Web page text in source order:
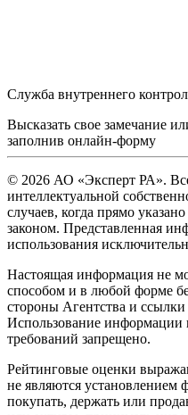
Служба внутреннего
Высказать свое замечание
заполнив онлайн-форму
© 2026 АО «Эксперт РА».
интеллектуальной
случаев, когда прямо
законом. Представленная
использования
Настоящая информация не
способом и в любой форме
стороны Агентства и
Использование информации
требований запрещено.
Рейтинговые оценки
не являются установлением
покупать, держать или